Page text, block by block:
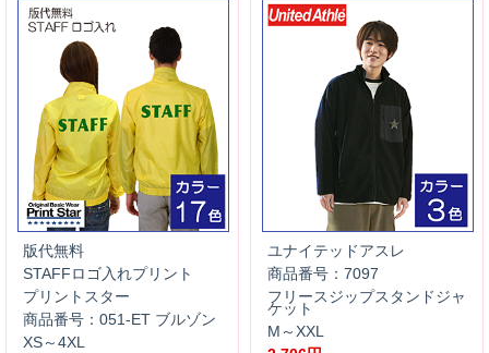
版代無料
STAFFロゴ入れプリント
プリントスター
商品番号：051-ET ブルゾン
XS～4XL
ユナイテッドアスレ
商品番号：7097
フリースジップスタンドジャ
ケット
M～XXL